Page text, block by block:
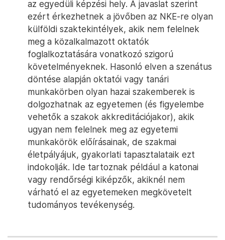
az egyedüli képzési hely. A javaslat szerint
ezért érkezhetnek a jövőben az NKE-re olyan
külföldi szaktekintélyek, akik nem felelnek
meg a közalkalmazott oktatók
foglalkoztatására vonatkozó szigorú
követelményeknek. Hasonló elven a szenátus
döntése alapján oktatói vagy tanári
munkakörben olyan hazai szakemberek is
dolgozhatnak az egyetemen (és figyelembe
vehetők a szakok akkreditációjakor), akik
ugyan nem felelnek meg az egyetemi
munkakörök előírásainak, de szakmai
életpályájuk, gyakorlati tapasztalataik ezt
indokolják. Ide tartoznak például a katonai
vagy rendőrségi kiképzők, akiknél nem
várható el az egyetemeken megkövetelt
tudományos tevékenység.